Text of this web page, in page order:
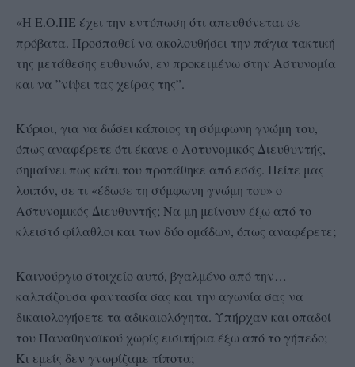
«Η Ε.Ο.ΠΕ έχει την εντύπωση ότι απευθύνεται σε
πρόβατα. Προσπαθεί να ακολουθήσει την πάγια τακτική
της μετάθεσης ευθυνών, εν προκειμένω στην Αστυνομία
και να ”νίψει τας χείρας της”.
Κύριοι, για να δώσει κάποιος τη σύμφωνη γνώμη του,
όπως αναφέρετε ότι έκανε ο Αστυνομικός Διευθυντής,
σημαίνει πως κάτι του προτάθηκε από εσάς. Πείτε μας
λοιπόν, σε τι «έδωσε τη σύμφωνη γνώμη του» ο
Αστυνομικός Διευθυντής; Να μη μείνουν έξω από το
κλειστό φίλαθλοι και των δύο ομάδων, όπως αναφέρετε;
Καινούργιο στοιχείο αυτό, βγαλμένο από την…
καλπάζουσα φαντασία σας και την αγωνία σας να
δικαιολογήσετε τα αδικαιολόγητα. Υπήρχαν και οπαδοί
του Παναθηναϊκού χωρίς εισιτήρια έξω από το γήπεδο;
Κι εμείς δεν γνωρίζαμε τίποτα;